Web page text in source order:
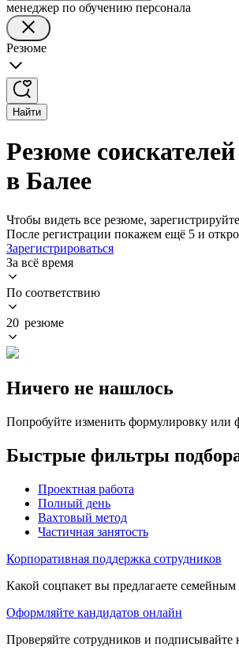
менеджер по обучению персонала
Резюме
Найти
Резюме
в Балее
Чтобы видеть все резюме,
После регистрации покажем ещё 5 и
Зарегистрироваться
За всё время
По соответствию
20 резюме
Ничего не нашлось
Попробуйте изменить формулировку или
Быстрые фильтры
Проектная работа
Полный день
Вахтовый метод
Частичная занятость
Корпоративная поддержка сотрудников
Какой соцпакет вы предлагаете семейным
Оформляйте кандидатов онлайн
Проверяйте сотрудников и